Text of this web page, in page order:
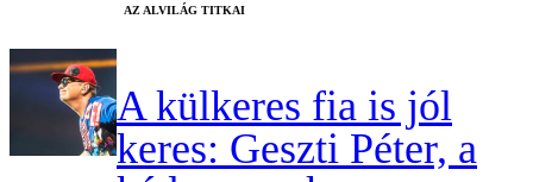
AZ ALVILÁG TITKAI
A külkeres fia is jól
keres: Geszti Péter, a